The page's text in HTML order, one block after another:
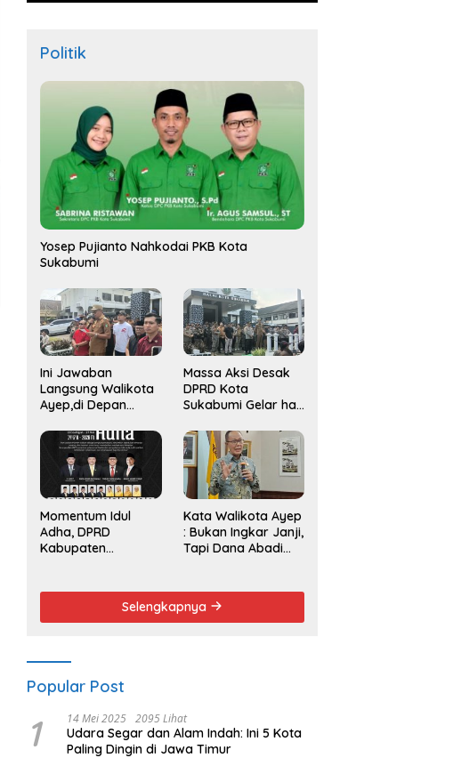
Politik
Yosep Pujianto Nahkodai PKB Kota
Sukabumi
Ini Jawaban
Langsung Walikota
Ayep,di Depan
Massa Aksi Desak
DPRD Kota
Sukabumi Gelar hak
Pemakzulan
Walikota
Momentum Idul
Adha, DPRD
Kabupaten
dan Persatuan
Kata Walikota Ayep
: Bukan Ingkar Janji,
Tapi Dana Abadi
Selengkapnya
Popular Post
1 14 Mei 2025 2095 Lihat
Udara Segar dan Alam Indah: Ini 5 Kota
Paling Dingin di Jawa Timur